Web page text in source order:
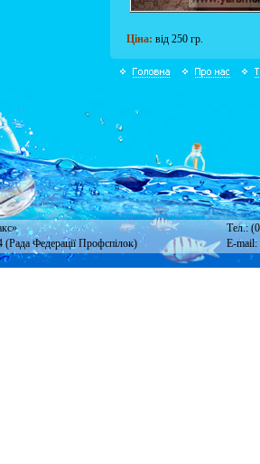
Ціна: від 250 гр.
Тел.:
Федерації Профспілок)
E-mail: